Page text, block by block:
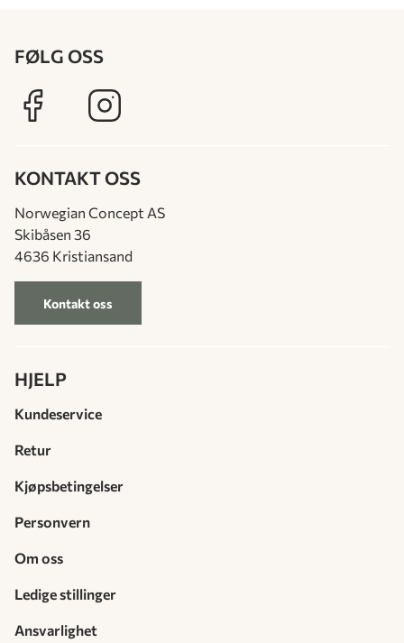
FØLG OSS
KONTAKT OSS
Norwegian Concept AS
Skibåsen 36
4636 Kristiansand
Kontakt oss
HJELP
Kundeservice
Retur
Kjøpsbetingelser
Personvern
Om oss
Ledige stillinger
Ansvarlighet